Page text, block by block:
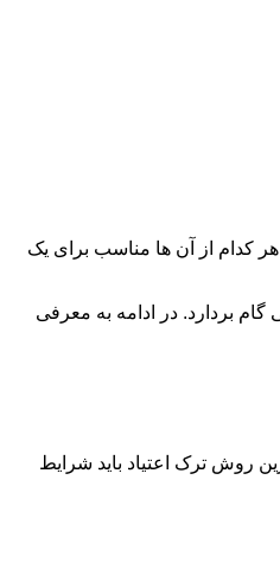
هر کدام از آن ها مناسب برای یک
بردارد. در ادامه به معرفی
روش ترک اعتیاد باید شرایط